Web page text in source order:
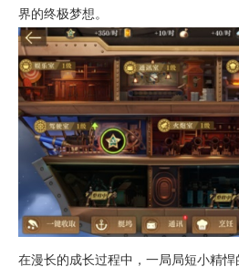
界的终极梦想。
在漫长的成长过程中，一局局短小精